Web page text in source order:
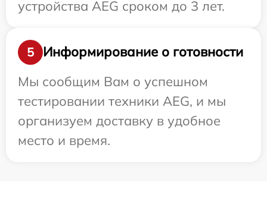
устройства AEG сроком до 3 лет.
5
Информирование о готовности
Мы сообщим Вам о успешном
тестировании техники AEG, и мы
организуем доставку в удобное
место и время.